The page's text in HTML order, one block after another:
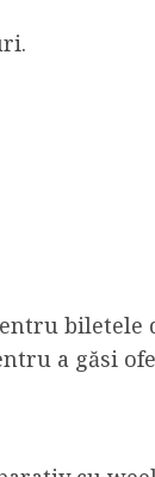
biletele
a găsi